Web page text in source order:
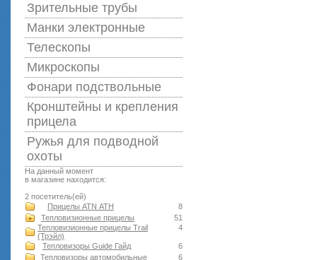
Зрительные трубы
Манки электронные
Телескопы
Микроскопы
Фонари подствольные
Кронштейны и крепления
прицела
Ружья для подводной
оxоты
На данный момент
в магазине находится:
2 посетитель(ей)
8
Прицелы ATN АТН
51
Тепловизионные прицелы
4
Тепловизионные прицелы Trail
(Трэйл)
6
Тепловизоры Guide Гайд
6
Тепловизоры автомобильные